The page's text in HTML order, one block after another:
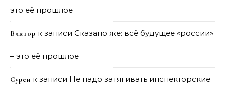
это её прошлое
Виктор к записи Сказано же: всё будущее «россии»
– это её прошлое
Сурен к записи Не надо затягивать инспекторские